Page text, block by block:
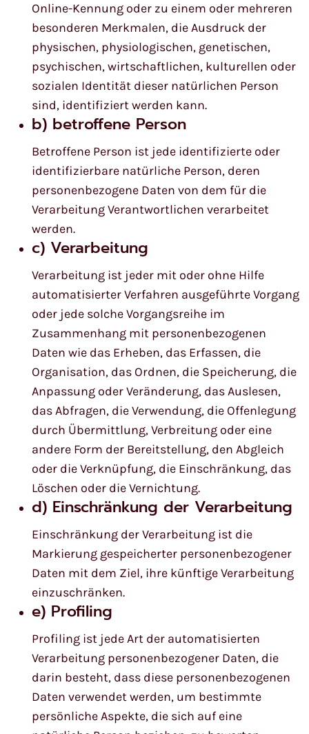
Online-Kennung oder zu einem oder mehreren
besonderen Merkmalen, die Ausdruck der
physischen, physiologischen, genetischen,
psychischen, wirtschaftlichen, kulturellen oder
sozialen Identität dieser natürlichen Person
sind, identifiziert werden kann.
b) betroffene Person
Betroffene Person ist jede identifizierte oder
identifizierbare natürliche Person, deren
personenbezogene Daten von dem für die
Verarbeitung Verantwortlichen verarbeitet
werden.
c) Verarbeitung
Verarbeitung ist jeder mit oder ohne Hilfe
automatisierter Verfahren ausgeführte Vorgang
oder jede solche Vorgangsreihe im
Zusammenhang mit personenbezogenen
Daten wie das Erheben, das Erfassen, die
Organisation, das Ordnen, die Speicherung, die
Anpassung oder Veränderung, das Auslesen,
das Abfragen, die Verwendung, die Offenlegung
durch Übermittlung, Verbreitung oder eine
andere Form der Bereitstellung, den Abgleich
oder die Verknüpfung, die Einschränkung, das
Löschen oder die Vernichtung.
d) Einschränkung der Verarbeitung
Einschränkung der Verarbeitung ist die
Markierung gespeicherter personenbezogener
Daten mit dem Ziel, ihre künftige Verarbeitung
einzuschränken.
e) Profiling
Profiling ist jede Art der automatisierten
Verarbeitung personenbezogener Daten, die
darin besteht, dass diese personenbezogenen
Daten verwendet werden, um bestimmte
persönliche Aspekte, die sich auf eine